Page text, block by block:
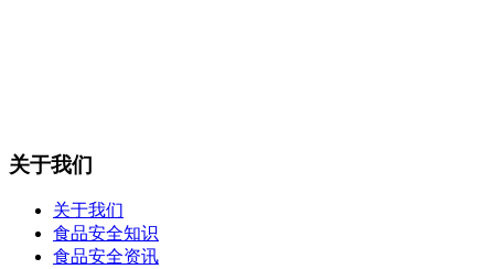
关于我们
关于我们
食品安全知识
食品安全资讯